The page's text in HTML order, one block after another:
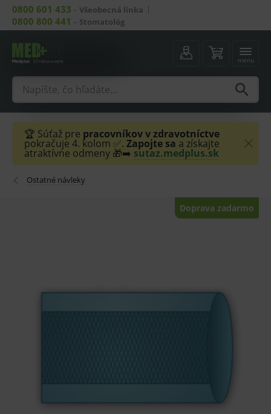
0800 601 433 – Všeobecná linka
0800 800 441 – Stomatológ
menu
🏆 Súťaž pre pracovníkov v zdravotníctve
pokračuje 4. kolom ✅. Zapojte sa a získajte
atraktívne odmeny 🎁➡️ sutaz.medplus.sk
Ostatné návleky
Doprava zadarmo